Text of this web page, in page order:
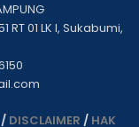
01 LK I, Sukabumi,
DISCLAIMER / HAK